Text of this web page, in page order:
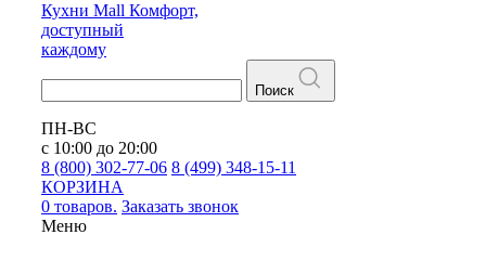
Кухни Mall Комфорт,
доступный
каждому
Поиск
ПН-ВС
с 10:00 до 20:00
8 (800) 302-77-06 8 (499) 348-15-11
КОРЗИНА
0 товаров. Заказать звонок
Меню